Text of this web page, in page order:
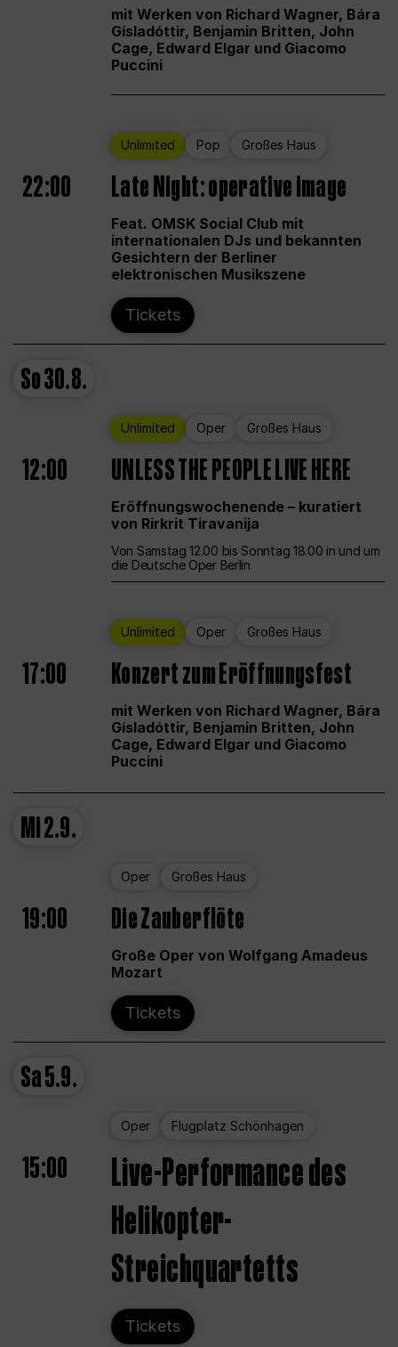
mit Werken von Richard Wagner, Bára
Gísladóttir, Benjamin Britten, John
Cage, Edward Elgar und Giacomo
Puccini
Unlimited Pop Großes Haus
22:00 Late Night: operative image
Feat. OMSK Social Club mit
internationalen DJs und bekannten
Gesichtern der Berliner
elektronischen Musikszene
Tickets
So30.8.
Unlimited Oper Großes Haus
12:00 UNLESS THE PEOPLE LIVE HERE
Eröffnungswochenende – kuratiert
von Rirkrit Tiravanija
Von Samstag 12.00 bis Sonntag 18.00 in und um
die Deutsche Oper Berlin
Unlimited Oper Großes Haus
17:00 Konzert zum Eröffnungsfest
mit Werken von Richard Wagner, Bára
Gísladóttir, Benjamin Britten, John
Cage, Edward Elgar und Giacomo
Puccini
Mi2.9.
Oper Großes Haus
19:00 Die Zauberflöte
Große Oper von Wolfgang Amadeus
Mozart
Tickets
Sa5.9.
Oper Flugplatz Schönhagen
15:00
Live-Performance des
Helikopter-
Streichquartetts
Tickets